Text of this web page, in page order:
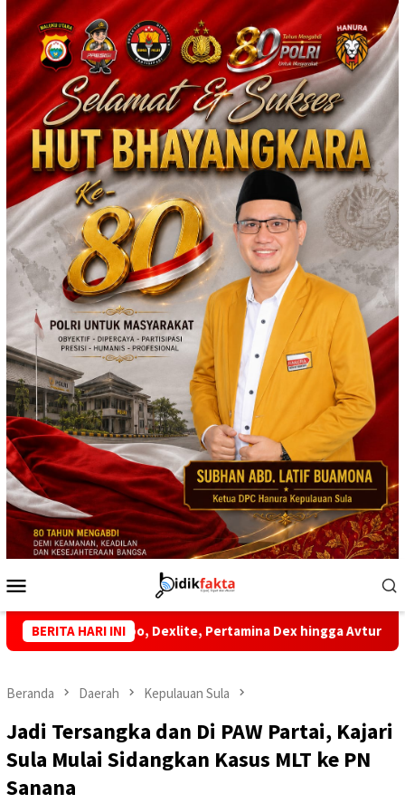
Loncat
ke
konten
Mobile
BERITA HARI INI
Dexlite, Pertamina Dex hingga Avtur Mulai 1 Juli 2026
Beranda Daerah Kepulauan Sula
Jadi Tersangka dan Di PAW Partai, Kajari
Sula Mulai Sidangkan Kasus MLT ke PN
Sanana